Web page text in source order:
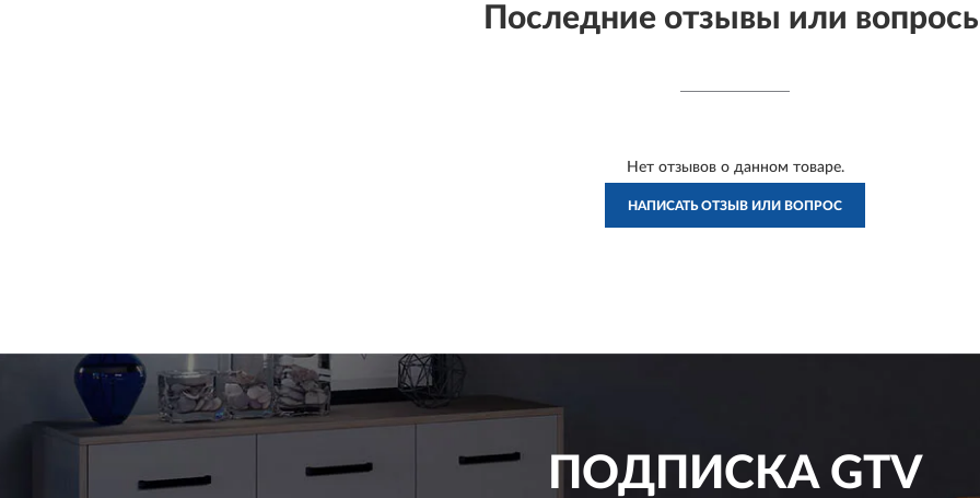
Последние отзывы или
Нет отзывов о данном товаре.
НАПИСАТЬ ОТЗЫВ ИЛИ ВОПРОС
ПОДПИСКАGTV